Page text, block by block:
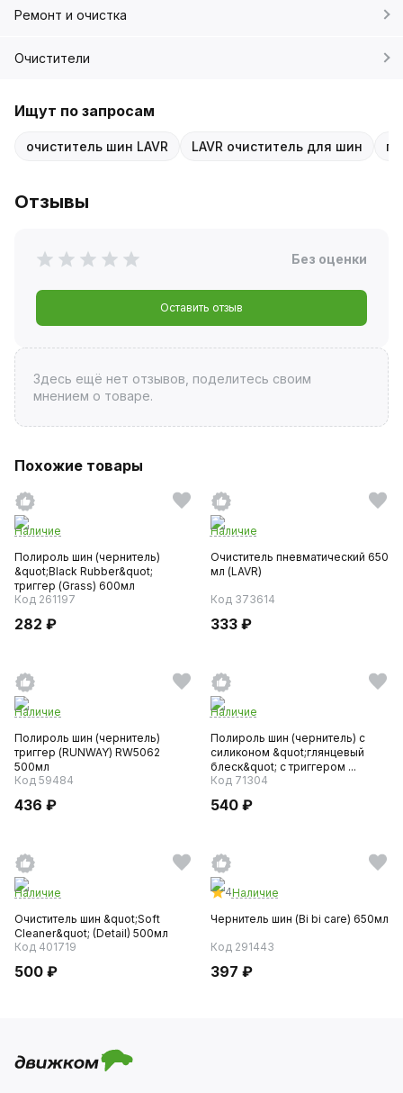
Ремонт и очистка
Очистители
Ищут по запросам
очиститель шин LAVR LAVR очиститель для шин
Отзывы
Без оценки
Оставить отзыв
Здесь ещё нет отзывов, поделитесь своим
мнением о товаре.
Похожие товары
Наличие
Полироль шин (чернитель)
&quot;Black Rubber&quot;
триггер (Grass) 600мл
Код 261197
282 ₽
Наличие
Очиститель пневматический 650
мл (LAVR)
Код 373614
333 ₽
Наличие
Полироль шин (чернитель)
триггер (RUNWAY) RW5062
500мл
Код 59484
436 ₽
Наличие
Полироль шин (чернитель) с
силиконом &quot;глянцевый
блеск&quot; с триггером ...
Код 71304
540 ₽
Наличие
Очиститель шин &quot;Soft
Cleaner&quot; (Detail) 500мл
Код 401719
500 ₽
4Наличие
Чернитель шин (Bi bi care) 650мл
Код 291443
397 ₽